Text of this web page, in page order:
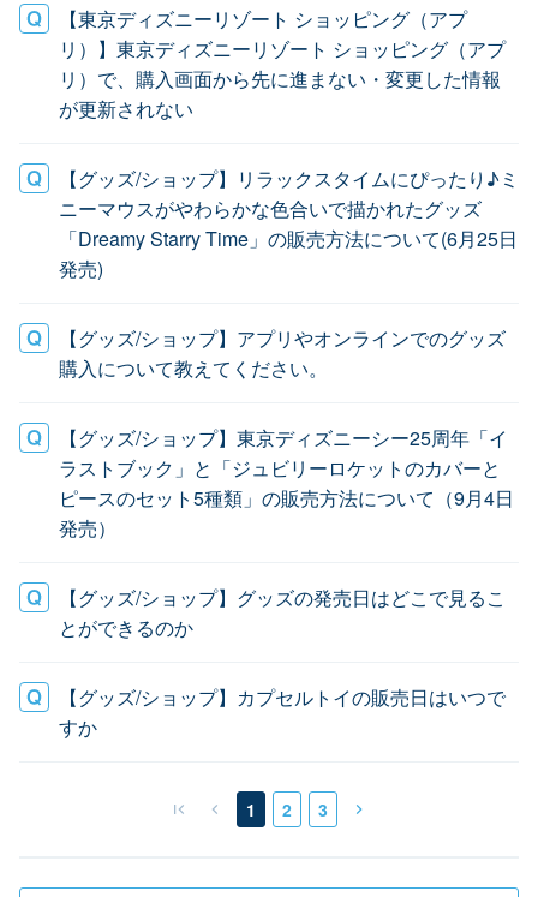
【東京ディズニーリゾート ショッピング（アプ
リ）】東京ディズニーリゾート ショッピング（アプ
リ）で、購入画面から先に進まない・変更した情報
が更新されない
【グッズ/ショップ】リラックスタイムにぴったり♪ミ
ニーマウスがやわらかな色合いで描かれたグッズ
「Dreamy Starry Time」の販売方法について(6月25日
発売)
【グッズ/ショップ】アプリやオンラインでのグッズ
購入について教えてください。
【グッズ/ショップ】東京ディズニーシー25周年「イ
ラストブック」と「ジュビリーロケットのカバーと
ピースのセット5種類」の販売方法について（9月4日
発売）
【グッズ/ショップ】グッズの発売日はどこで見るこ
とができるのか
【グッズ/ショップ】カプセルトイの販売日はいつで
すか
1 2 3